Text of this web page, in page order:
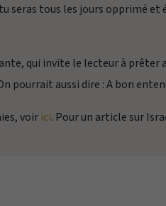
seras tous les jours opprimé et
qui invite le lecteur à
pourrait aussi dire :A bon
voir ici. Pour un article sur